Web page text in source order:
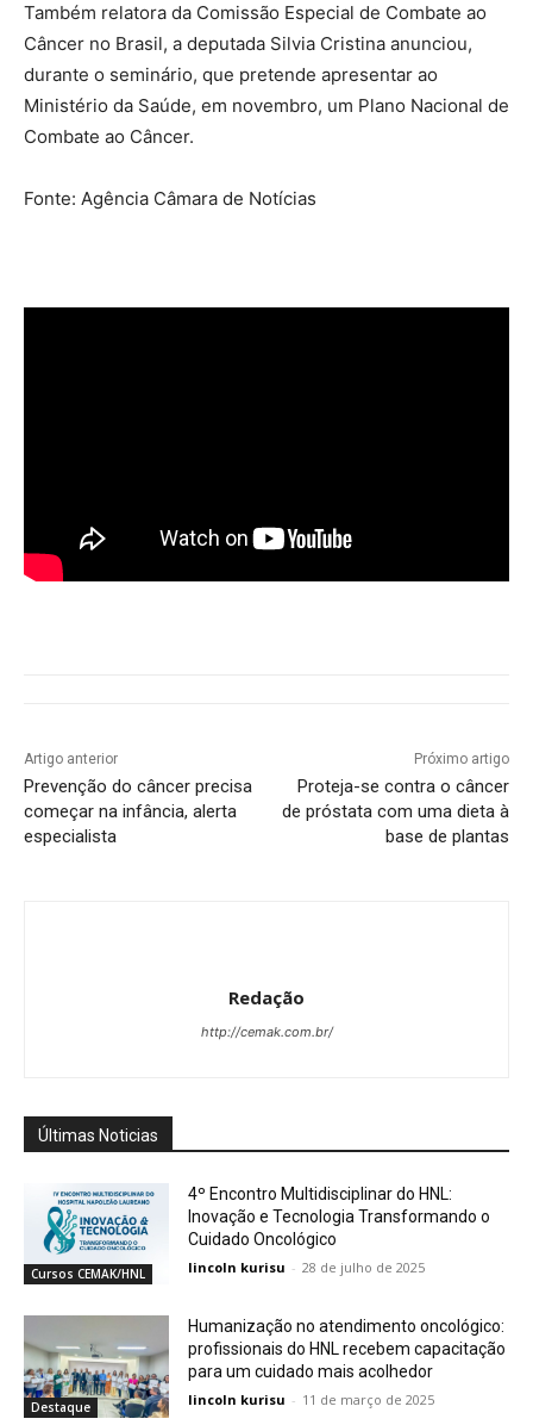
Também relatora da Comissão Especial de Combate ao
Câncer no Brasil, a deputada Silvia Cristina anunciou,
durante o seminário, que pretende apresentar ao
Ministério da Saúde, em novembro, um Plano Nacional de
Combate ao Câncer.
Fonte: Agência Câmara de Notícias
Artigo anterior
Prevenção do câncer precisa
começar na infância, alerta
especialista
Próximo artigo
Proteja-se contra o câncer
de próstata com uma dieta à
base de plantas
Redação
http://cemak.com.br/
Últimas Noticias
Cursos CEMAK/HNL
4º Encontro Multidisciplinar do HNL:
Inovação e Tecnologia Transformando o
Cuidado Oncológico
lincoln kurisu - 28 de julho de 2025
Destaque
Humanização no atendimento oncológico:
profissionais do HNL recebem capacitação
para um cuidado mais acolhedor
lincoln kurisu - 11 de março de 2025